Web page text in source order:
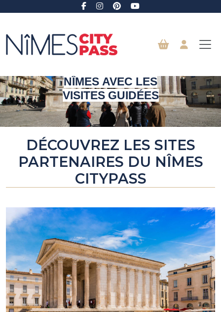
Aller au contenu principal
NÎMES AVEC LES
VISITES GUIDÉES
DÉCOUVREZ LES SITES
PARTENAIRES DU NÎMES
CITYPASS